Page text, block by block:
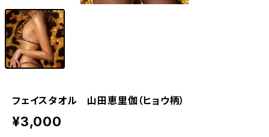
フェイスタオル 山田恵里伽（ヒョウ柄）
¥3,000